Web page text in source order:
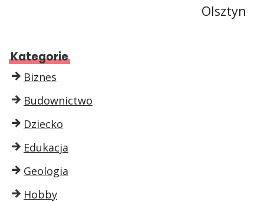
Olsztyn
Kategorie
Biznes
Budownictwo
Dziecko
Edukacja
Geologia
Hobby